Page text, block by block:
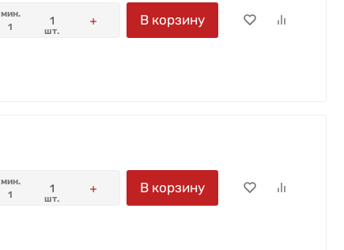
мин.
1
шт.
В корзину
мин.
1
шт.
В корзину